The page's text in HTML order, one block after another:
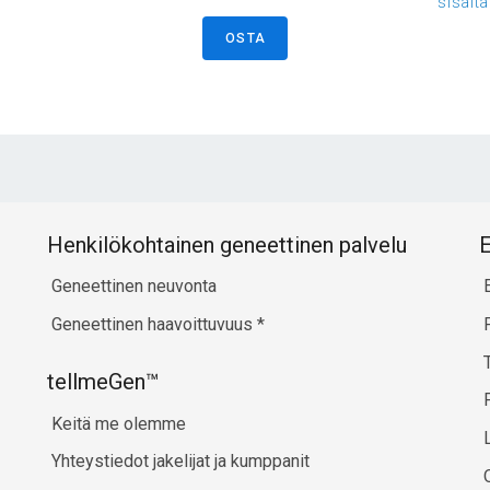
OSTA
Henkilökohtainen geneettinen palvelu
Geneettinen neuvonta
Geneettinen haavoittuvuus *
tellmeGen™
Keitä me olemme
Yhteystiedot jakelijat ja kumppanit